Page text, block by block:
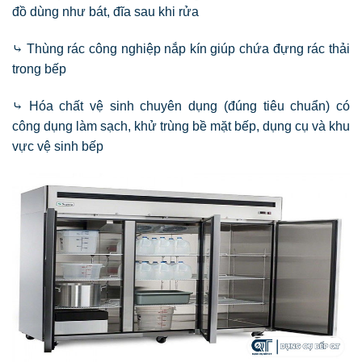
đồ dùng như bát, đĩa sau khi rửa
⤷ Thùng rác công nghiệp nắp kín giúp chứa đựng rác thải
trong bếp
⤷ Hóa chất vệ sinh chuyên dụng (đúng tiêu chuẩn) có
công dụng làm sạch, khử trùng bề mặt bếp, dụng cụ và khu
vực vệ sinh bếp